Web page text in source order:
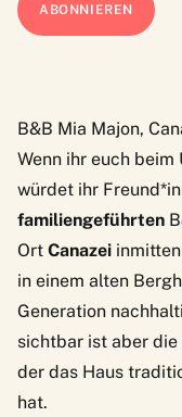
B&B Mia Majon,
Wenn ihr euch
würdet ihr
familiengeführten
Ort Canazei
in einem alten
Generation
sichtbar ist aber
der das Haus
hat.